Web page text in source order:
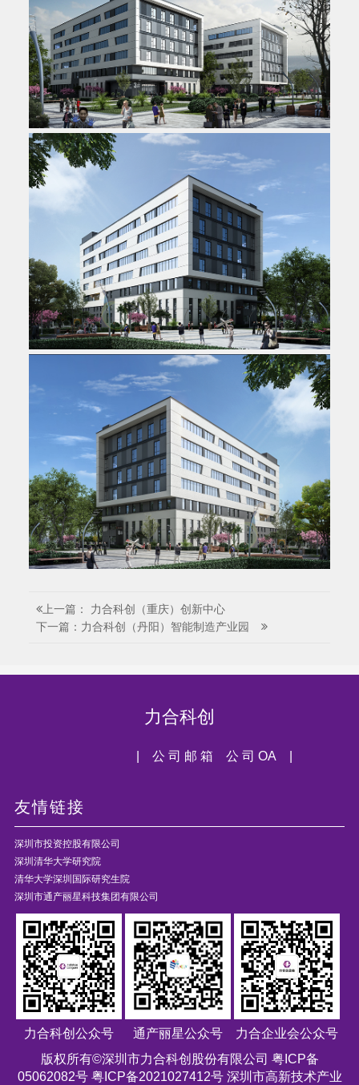
上一篇： 力合科创（重庆）创新中心
下一篇：力合科创（丹阳）智能制造产业园
力合科创
公 司 OA |
| 公 司 邮 箱
友情链接
深圳市投资控股有限公司
深圳清华大学研究院
清华大学深圳国际研究生院
深圳市通产丽星科技集团有限公司
力合科创公众号 通产丽星公众号
力合企业会公众号
版权所有©深圳市力合科创股份有限公司 粤ICP备
05062082号 粤ICP备2021027412号深圳市高新技术产业